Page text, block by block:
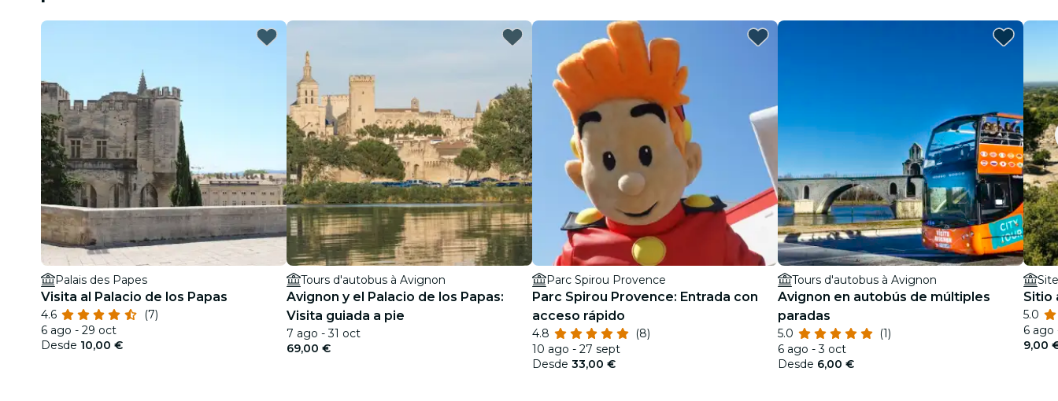
restaurantes
Palais des Papes
Visita al Palacio de los Papas
4.6
(7)
6 ago - 29 oct
Desde 10,00 €
Tours d'autobus à Avignon
Avignon y el Palacio de los Papas:
Visita guiada a pie
7 ago - 31 oct
69,00 €
Parc Spirou Provence
Parc Spirou Provence: Entrada con
acceso rápido
4.8
(8)
10 ago - 27 sept
Desde 33,00 €
Tours d'autobus à Avignon
Avignon en autobús de múltiples
paradas
5.0
(1)
6 ago - 3 oct
Desde 6,00 €
Sitio
5.0
6 ago
9,00